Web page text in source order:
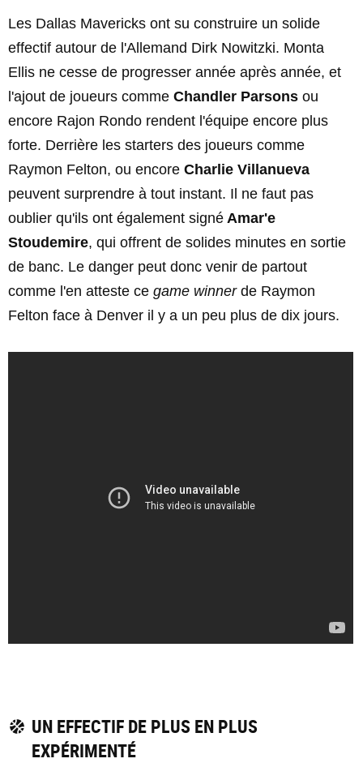
Les Dallas Mavericks ont su construire un solide
effectif autour de l'Allemand Dirk Nowitzki. Monta
Ellis ne cesse de progresser année après année, et
l'ajout de joueurs comme Chandler Parsons ou
encore Rajon Rondo rendent l'équipe encore plus
forte. Derrière les starters des joueurs comme
Raymon Felton, ou encore Charlie Villanueva
peuvent surprendre à tout instant. Il ne faut pas
oublier qu'ils ont également signé Amar'e
Stoudemire, qui offrent de solides minutes en sortie
de banc. Le danger peut donc venir de partout
comme l'en atteste ce game winnerde Raymon
Felton face à Denver il y a un peu plus de dix jours.
UN EFFECTIF DE PLUS EN PLUS
EXPÉRIMENTÉ